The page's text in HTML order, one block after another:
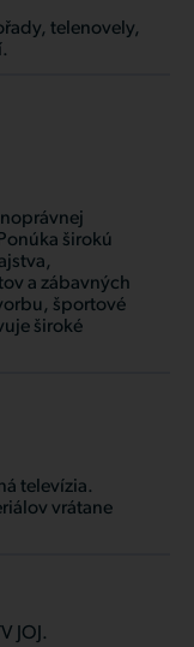
telenovely,
širokú
a zábavných
športové
široké
televízia.
vrátane
JOJ.